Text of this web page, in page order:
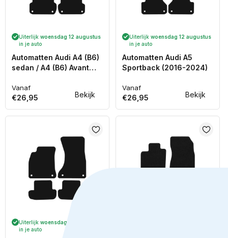
Bekijk
Uiterlijk woensdag 12 augustus
in je auto
Automatten Audi A4 (B6)
sedan / A4 (B6) Avant
sedan / A4 (B7) Avant
stationwagon (2001-
2008)
Normale
prijs
Vanaf
€26,95 Bekijk
Uiterlijk woensdag 12 augustus
in je auto
Automatten Audi A5
Sportback (2016-2024)
Normale
prijs
Vanaf
€26,95
Uiterlijk woensdag 12 augustus
in je auto